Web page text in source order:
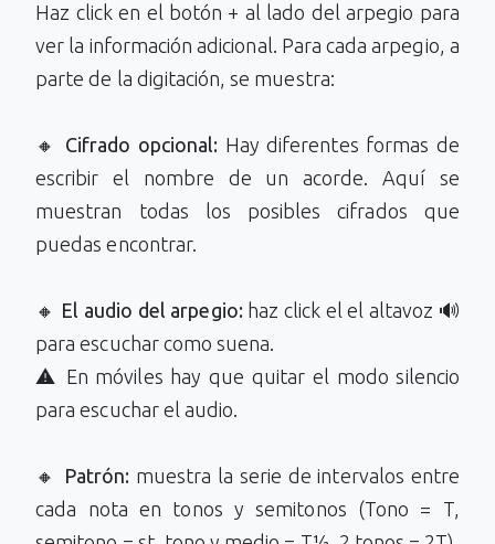
Haz click en el botón + al lado del arpegio para
ver la información adicional. Para cada arpegio, a
parte de la digitación, se muestra:
🔸 Cifrado opcional: Hay diferentes formas de
escribir el nombre de un acorde. Aquí se
muestran todas los posibles cifrados que
puedas encontrar.
🔸 El audio del arpegio:haz click el el altavoz 🔊
para escuchar como suena.
⚠️ En móviles hay que quitar el modo silencio
para escuchar el audio.
🔸 Patrón:muestra la serie de intervalos entre
cada nota en tonos y semitonos (Tono = T,